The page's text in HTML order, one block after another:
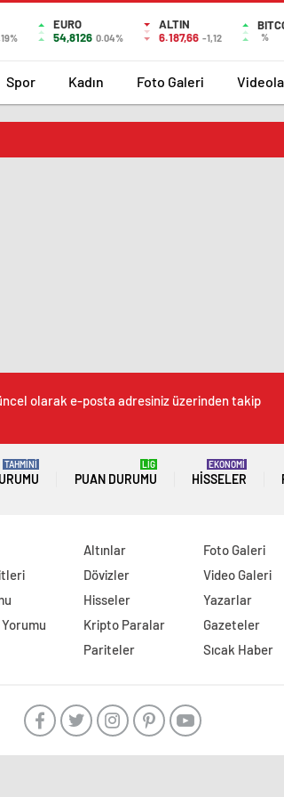
EURO
54,8126 0.04%
ALTIN
6.187,66 -1,12 %
Spor Kadın Foto Galeri
olarak e-posta adresiniz üzerinden takip
TAHMİNİ
PUAN DURUMU
LİG
HISSELER
EKONOMİ
Altınlar
Dövizler
Hisseler
Kripto Paralar
Pariteler
Foto Galeri
Video Galeri
Yazarlar
Gazeteler
Sıcak Haber